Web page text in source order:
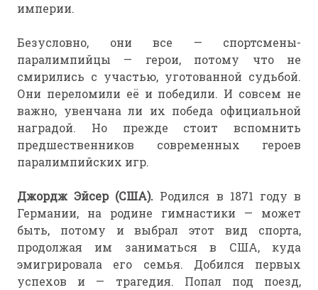
империи.
Безусловно, они все — спортсмены-
паралимпийцы — герои, потому что не
смирились с участью, уготованной судьбой.
Они переломили её и победили. И совсем не
важно, увенчана ли их победа официальной
наградой. Но прежде стоит вспомнить
предшественников современных героев
паралимпийских игр.
Джордж Эйсер (США). Родился в 1871 году в
Германии, на родине гимнастики — может
быть, потому и выбрал этот вид спорта,
продолжая им заниматься в США, куда
эмигрировала его семья. Добился первых
успехов и — трагедия. Попал под поезд,